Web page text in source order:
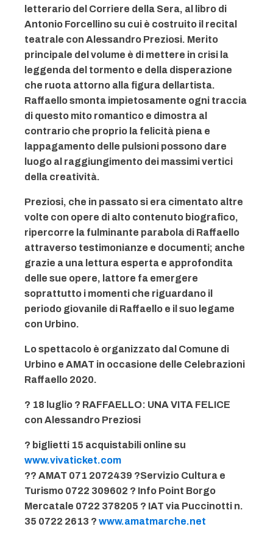
letterario del Corriere della Sera, al libro di
Antonio Forcellino su cui è costruito il recital
teatrale con Alessandro Preziosi. Merito
principale del volume è di mettere in crisi la
leggenda del tormento e della disperazione
che ruota attorno alla figura dellartista.
Raffaello smonta impietosamente ogni traccia
di questo mito romantico e dimostra al
contrario che proprio la felicità piena e
lappagamento delle pulsioni possono dare
luogo al raggiungimento dei massimi vertici
della creatività.
Preziosi, che in passato si era cimentato altre
volte con opere di alto contenuto biografico,
ripercorre la fulminante parabola di Raffaello
attraverso testimonianze e documenti; anche
grazie a una lettura esperta e approfondita
delle sue opere, lattore fa emergere
soprattutto i momenti che riguardano il
periodo giovanile di Raffaello e il suo legame
con Urbino.
Lo spettacolo è organizzato dal Comune di
Urbino e AMAT in occasione delle Celebrazioni
Raffaello 2020.
? 18 luglio ? RAFFAELLO: UNA VITA FELICE
con Alessandro Preziosi
? biglietti 15 acquistabili online su
www.vivaticket.com
?? AMAT 071 2072439 ?Servizio Cultura e
Turismo 0722 309602 ? Info Point Borgo
Mercatale 0722 378205 ? IAT via Puccinotti n.
35 0722 2613 ? www.amatmarche.net